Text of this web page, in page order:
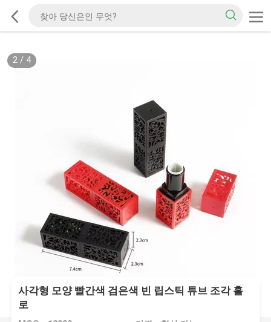
2/ 4
사각형 모양 빨간색 검은색 빈 립스틱 튜브 조각 홀
로